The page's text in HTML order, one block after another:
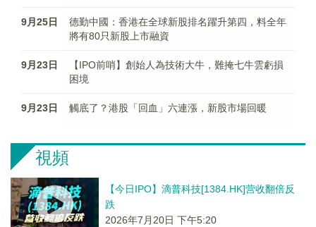
9月25日
德勤中國：香港在全球新股排名躍升第四，料全年
將有80只新股上市融資
9月23日
【IPO前哨】創始人為技術大牛，難掩七牛雲虧損
困境
9月23日 觸底了？港股「回血」六連漲，新股市場回暖
視頻
【今日IPO】滴普科技[1384.HK]营收翻倍反
跌
2026年7月20日 下午5:20